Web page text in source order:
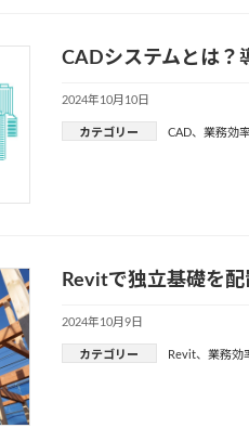
CADシステムとは？
2024年10月10日
カテゴリー CAD、 業務効
Revitで独立基礎を
2024年10月9日
カテゴリー Revit、 業務効